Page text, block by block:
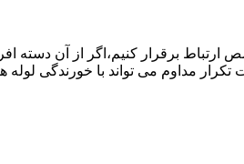
ارتباط برقرار کنیم،اگر از آن دسته
تکرار مداوم می تواند با خورندگی